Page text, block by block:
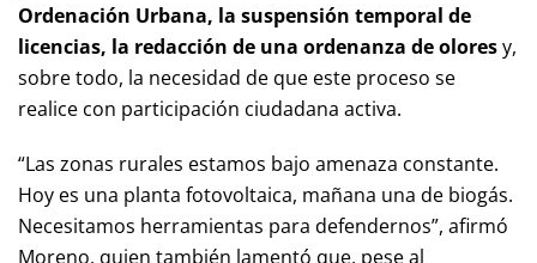
Ordenación Urbana, la suspensión temporal de
licencias, la redacción de una ordenanza de oloresy,
sobre todo, la necesidad de que este proceso se
realice con participación ciudadana activa.
“Las zonas rurales estamos bajo amenaza constante.
Hoy es una planta fotovoltaica, mañana una de biogás.
Necesitamos herramientas para defendernos”, afirmó
Moreno, quien también lamentó que, pese al